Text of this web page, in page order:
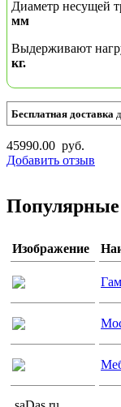
Диаметр несущей
мм
Выдерживают
кг.
Бесплатная доставка
45990.00 руб.
Добавить отзыв
Изображение